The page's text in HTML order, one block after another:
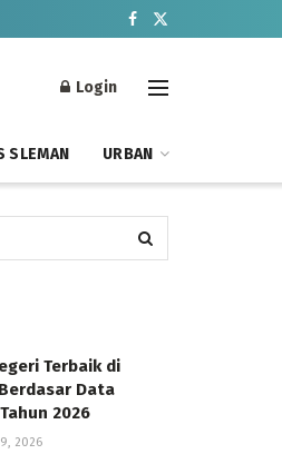
Login
SLEMAN URBAN
Terbaik di
Data
2026
2026